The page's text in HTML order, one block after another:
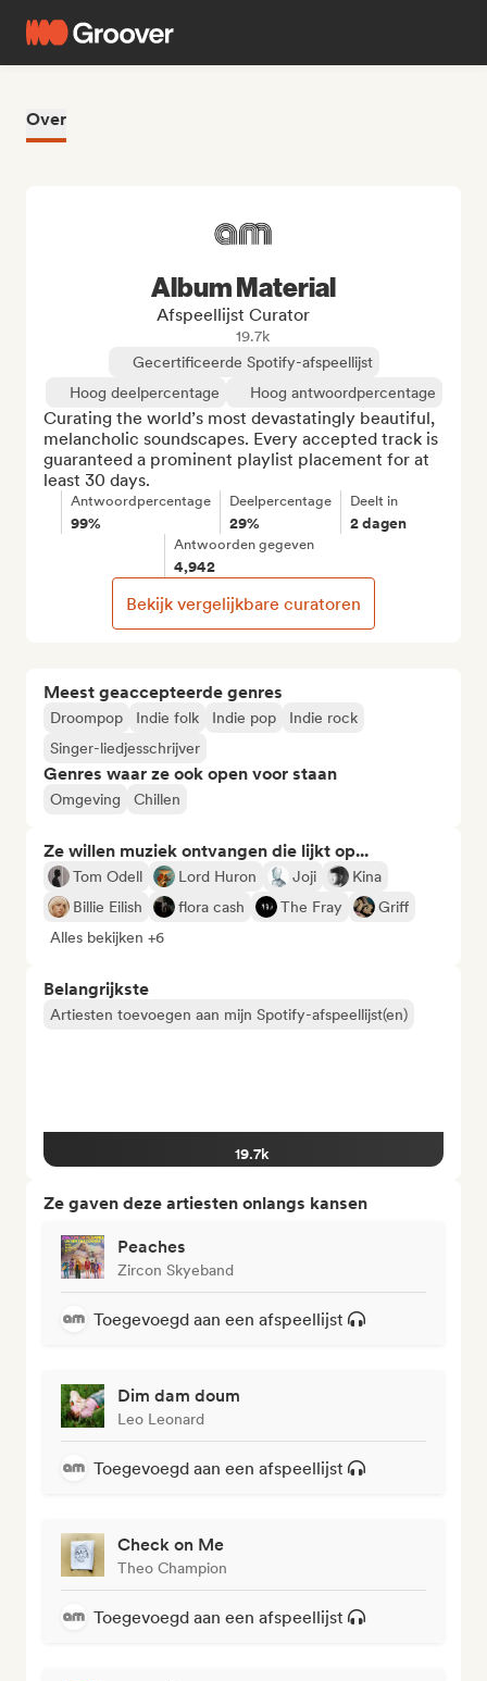
Over
Meest geaccepteerde genres
Droompop Indie folk Indie pop
Indie rock
Singer-liedjesschrijver
Genres waar ze ook open voor staan
Omgeving Chillen
Ze willen muziek ontvangen die lijkt op...
Tom Odell Lord Huron Joji
Kina
Billie Eilish
flora cash The Fray
Griff
Alles bekijken +6
Belangrijkste
Artiesten toevoegen aan mijn Spotify-afspeellijst(en)
19.7k
Ze gaven deze artiesten onlangs kansen
Peaches
Zircon Skyeband
Toegevoegd aan een afspeellijst
Dim dam doum
Leo Leonard
Toegevoegd aan een afspeellijst
Check on Me
Theo Champion
Toegevoegd aan een afspeellijst
Album Material
Afspeellijst Curator
19.7k
Gecertificeerde Spotify-afspeellijst
Hoog deelpercentage
Hoog antwoordpercentage
Curating the world’s most devastatingly beautiful,
melancholic soundscapes. Every accepted track is
guaranteed a prominent playlist placement for at
least 30 days.
Antwoordpercentage
99%
Deelpercentage
29%
Deelt in
2 dagen
Antwoorden gegeven
4,942
Bekijk vergelijkbare curatoren